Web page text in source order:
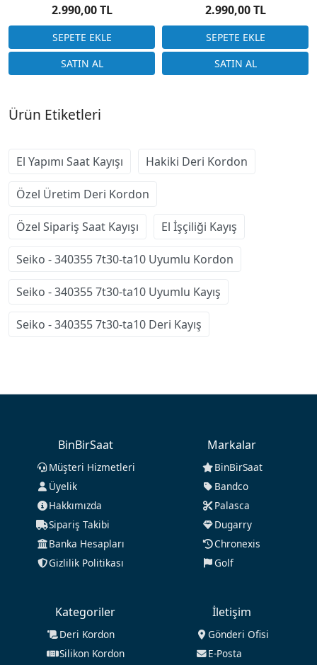
2.990,00 TL
Göndermeniz Gerekli)
2.990,00 TL
Ürün Etiketleri
El Yapımı Saat Kayışı Hakiki Deri Kordon
Özel Üretim Deri Kordon
Özel Sipariş Saat Kayışı El İşçiliği Kayış
Seiko - 340355 7t30-ta10 Uyumlu Kordon
Seiko - 340355 7t30-ta10 Uyumlu Kayış
Seiko - 340355 7t30-ta10 Deri Kayış
BinBirSaat
Müşteri Hizmetleri
Üyelik
Hakkımızda
Sipariş Takibi
Banka Hesapları
Gizlilik Politikası
Markalar
BinBirSaat
Bandco
Palasca
Dugarry
Chronexis
Golf
Kategoriler
Deri Kordon
Silikon Kordon
İletişim
Gönderi Ofisi
E-Posta